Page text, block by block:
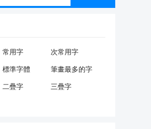
常用字 次常用字
標準字體 筆畫最多的字
二疊字 三疊字